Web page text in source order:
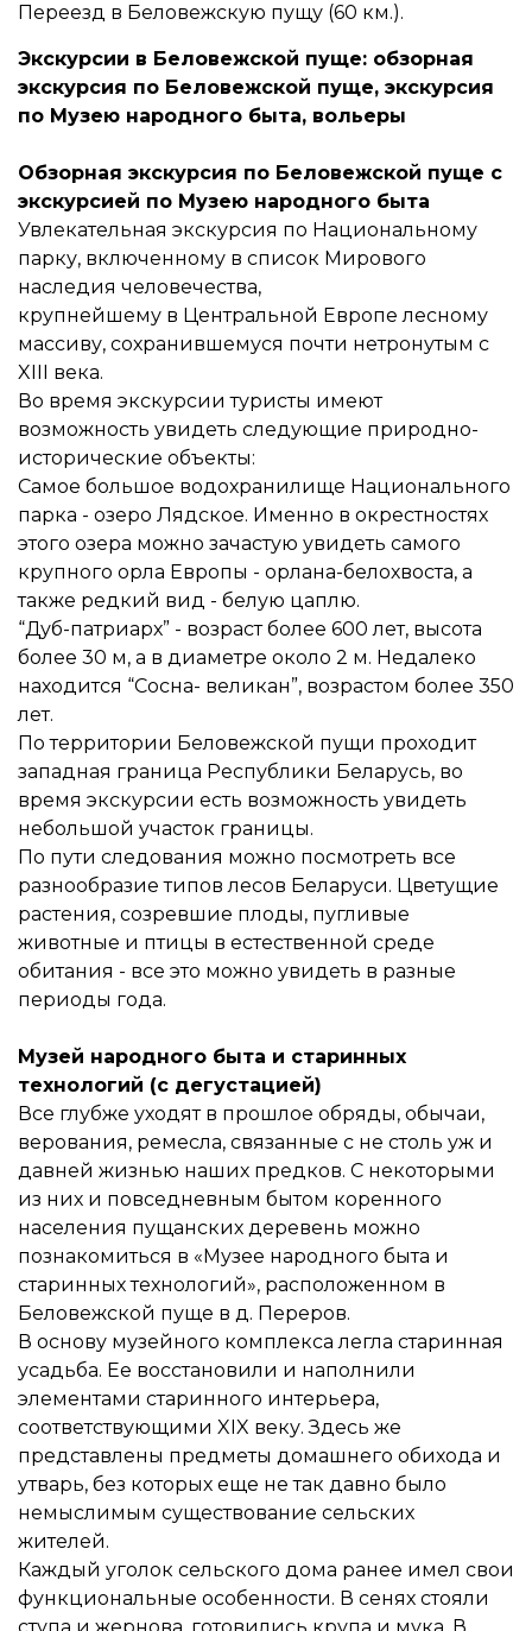
Переезд в Беловежскую пущу (60 км.).
Экскурсии в Беловежской пуще: обзорная
экскурсия по Беловежской пуще, экскурсия
по Музею народного быта, вольеры
Обзорная экскурсия по Беловежской пуще с
экскурсией по Музею народного быта
Увлекательная экскурсия по Национальному
парку, включенному в список Мирового
наследия человечества,
крупнейшему в Центральной Европе лесному
массиву, сохранившемуся почти нетронутым с
XIII века.
Во время экскурсии туристы имеют
возможность увидеть следующие природно-
исторические объекты:
Самое большое водохранилище Национального
парка - озеро Лядское. Именно в окрестностях
этого озера можно зачастую увидеть самого
крупного орла Европы - орлана-белохвоста, а
также редкий вид - белую цаплю.
“Дуб-патриарх” - возраст более 600 лет, высота
более 30 м, а в диаметре около 2 м. Недалеко
находится “Сосна- великан”, возрастом более 350
лет.
По территории Беловежской пущи проходит
западная граница Республики Беларусь, во
время экскурсии есть возможность увидеть
небольшой участок границы.
По пути следования можно посмотреть все
разнообразие типов лесов Беларуси. Цветущие
растения, созревшие плоды, пугливые
животные и птицы в естественной среде
обитания - все это можно увидеть в разные
периоды года.
Музей народного быта и старинных
технологий (с дегустацией)
Все глубже уходят в прошлое обряды, обычаи,
верования, ремесла, связанные с не столь уж и
давней жизнью наших предков. С некоторыми
из них и повседневным бытом коренного
населения пущанских деревень можно
познакомиться в «Музее народного быта и
старинных технологий», расположенном в
Беловежской пуще в д. Переров.
В основу музейного комплекса легла старинная
усадьба. Ее восстановили и наполнили
элементами старинного интерьера,
соответствующими XIX веку. Здесь же
представлены предметы домашнего обихода и
утварь, без которых еще не так давно было
немыслимым существование сельских
жителей.
Каждый уголок сельского дома ранее имел свои
функциональные особенности. В сенях стояли